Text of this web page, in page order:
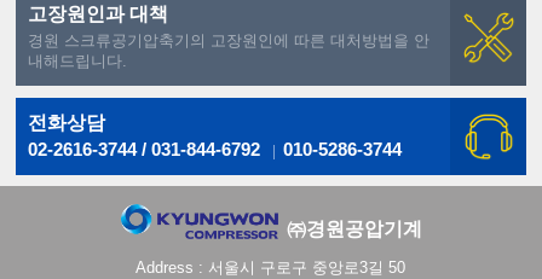
고장원인과 대책
경원 스크류공기압축기의 고장원인에 따른 대처방법을 안
내해드립니다.
전화상담
02-2616-3744 / 031-844-6792
010-5286-3744
㈜경원공압기계
Address : 서울시 구로구 중앙로3길 50